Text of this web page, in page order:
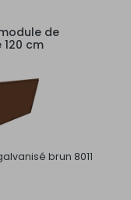
de
cm
brun 8011